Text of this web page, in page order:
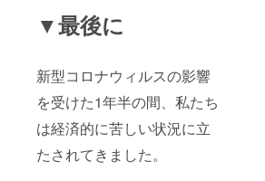
▼最後に
新型コロナウィルスの影響
を受けた1年半の間、私たち
は経済的に苦しい状況に立
たされてきました。